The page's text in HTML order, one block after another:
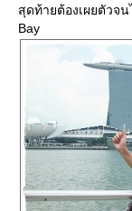
สุดท้ายต้องเผยตัวจ
Bay